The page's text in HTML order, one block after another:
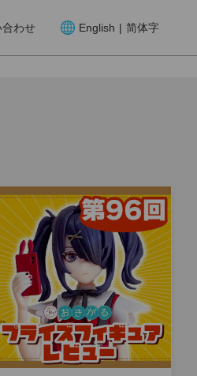
合わせ English | 简体字